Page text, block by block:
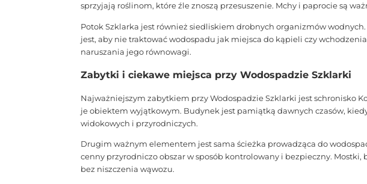
sprzyjają roślinom, które źle znoszą przesuszenie. Mchy i paprocie są
Potok Szklarka jest również siedliskiem drobnych organizmów
jest, aby nie traktować wodospadu jak miejsca do kąpieli czy
naruszania jego równowagi.
Zabytki i ciekawe miejsca przy Wodospadzie Szklarki
Najważniejszym zabytkiem przy Wodospadzie Szklarki jest schronisko
je obiektem wyjątkowym. Budynek jest pamiątką dawnych czasów,
widokowych i przyrodniczych.
Drugim ważnym elementem jest sama ścieżka prowadząca do
cenny przyrodniczo obszar w sposób kontrolowany i bezpieczny.
bez niszczenia wąwozu.